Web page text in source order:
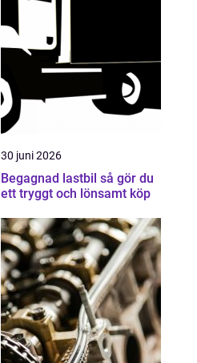
30 juni 2026
Begagnad lastbil så gör du
ett tryggt och lönsamt köp